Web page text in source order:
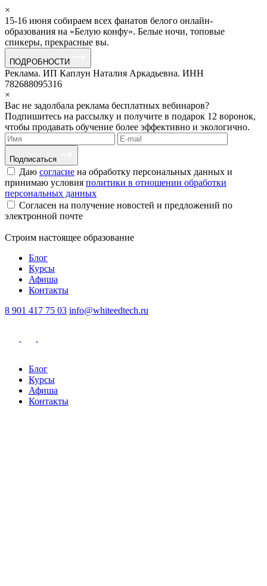
×
15-16 июня собираем всех фанатов белого онлайн-
образования на «Белую конфу». Белые ночи, топовые
спикеры, прекрасные вы.
ПОДРОБНОСТИ
Реклама. ИП Каплун Наталия Аркадьевна. ИНН
782688095316
×
Вас не задолбала реклама бесплатных вебинаров?
Подпишитесь на рассылку и получите в подарок 12 воронок,
чтобы продавать обучение более эффективно и экологично.
Подписаться
Даю согласие на обработку персональных данных и
принимаю условия политики в отношении обработки
персональных данных
Согласен на получение новостей и предложений по
электронной почте
Строим настоящее образование
Блог
Курсы
Афиша
Контакты
8 901 417 75 03 info@whiteedtech.ru
Блог
Курсы
Афиша
Контакты